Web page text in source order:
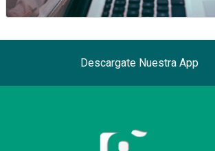
Descargate Nuestra App